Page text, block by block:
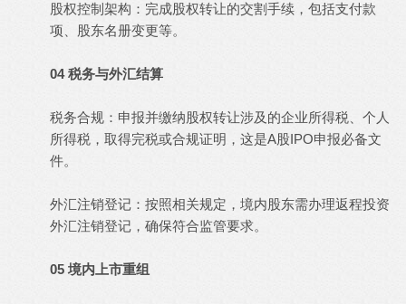
股权控制架构：完成股权转让的交割手续，包括支付款
项、股东名册变更等。
04 税务与外汇结算
税务合规：申报并缴纳股权转让涉及的企业所得税、个人
所得税，取得完税或合规证明，这是A股IPO申报必备文
件。
外汇注销登记：按照相关规定，境内股东需办理返程投资
外汇注销登记，确保符合监管要求。
05 境内上市重组